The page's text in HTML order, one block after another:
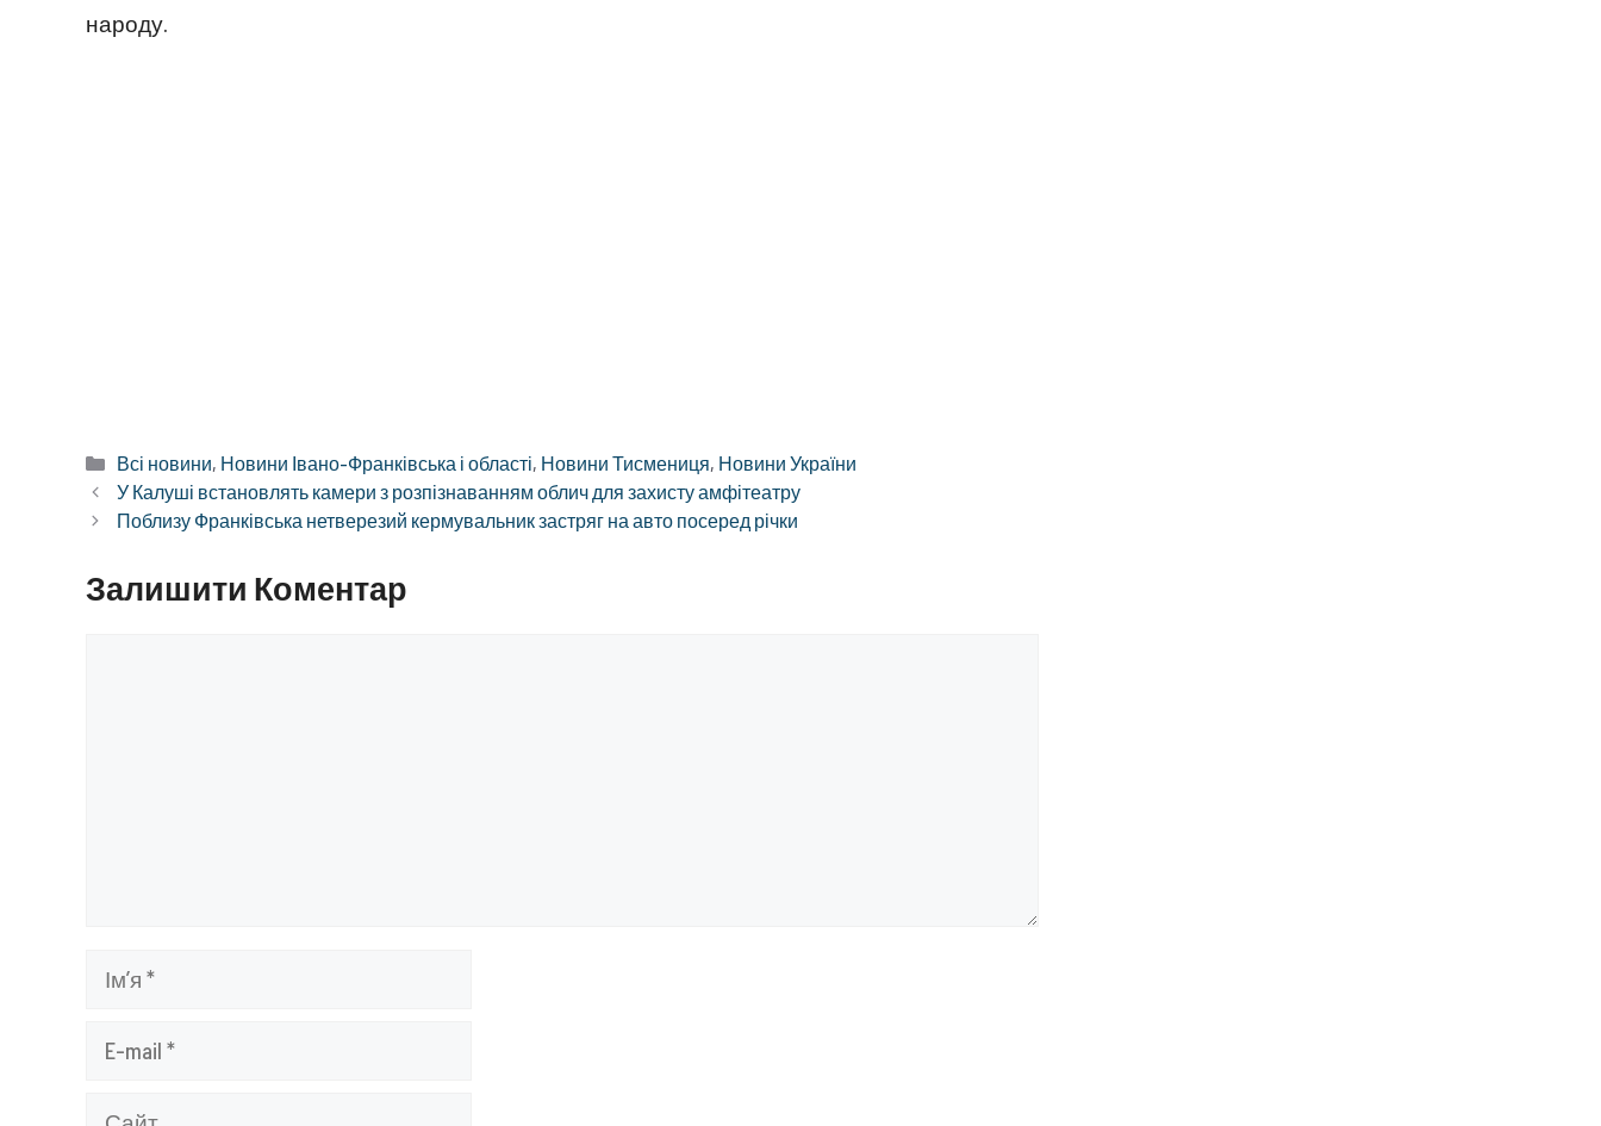
народу.
Категорії
Всі новини, Новини Івано-Франківська і області, Новини Тисмениця, Новини України
У Калуші встановлять камери з розпізнаванням облич для захисту амфітеатру
Поблизу Франківська нетверезий кермувальник застряг на авто посеред річки
Залишити Коментар
Ім’я
Сайт